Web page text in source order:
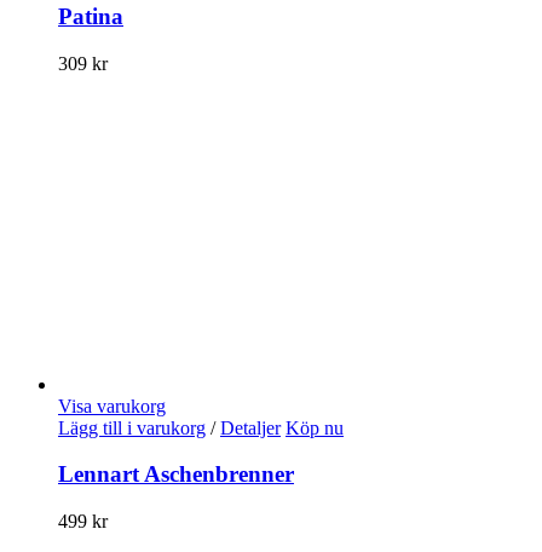
Patina
309 kr
Visa varukorg
Lägg till i varukorg / Detaljer Köp nu
Lennart Aschenbrenner
499 kr